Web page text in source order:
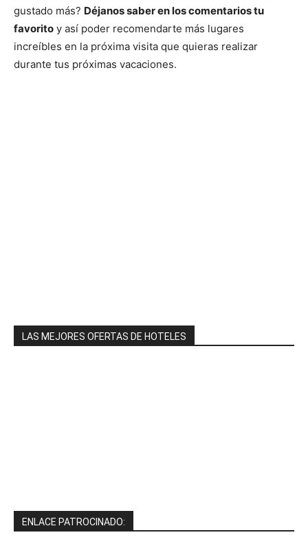
gustado más? Déjanos saber en los comentarios tu
favorito y así poder recomendarte más lugares
increíbles en la próxima visita que quieras realizar
durante tus próximas vacaciones.
LAS MEJORES OFERTAS DE HOTELES
ENLACE PATROCINADO: